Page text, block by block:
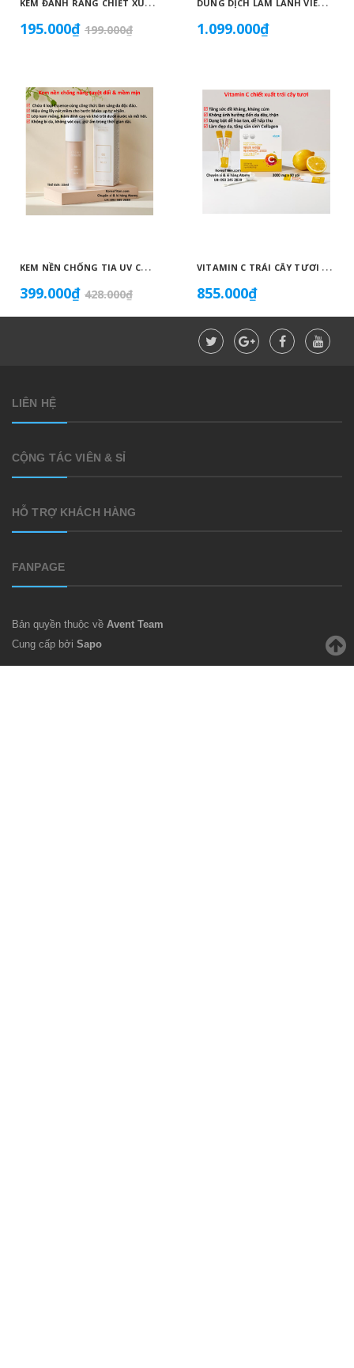
195.000₫ 199.000₫
K
EM NỀN CHỐNG TIA UV CỰC MẠNH SPF50+ PA++++, BÁM DÍNH CAO, KHÔNG VÓN CỤC, DƯỠNG ẨM VÀ DƯỠNG TRẮNG DA HOÀN HẢO NO.23 (MÀU BEIGE) - ATOMY BB ABSOLUTE 23 - 애터미 앱솔루트 BB - АТОМИ АБСОЛЮТ BB №23
399.000₫ 428.000₫
1.099.000₫
V
ITAMIN C TRÁI CÂY TƯƠI HÀM LƯỢNG CAO 2.000 MG CHỐNG OXY HOÁ BẢO VỆ TẾ BÀO, TĂNG HẤP THU SẮT, TĂNG SỨC ĐỀ KHÁNG, NGĂN NGỪA CẢM CÚM, GIÚP TỔNG HỢP COLLAGEN LÀM ĐẸP DA - ATOMY VITA MEGA COLOR VITAMIN C - 2.000MG - 애터미 비타메가컬러 비타민C - 2.000MG - АТОМИ ВИТА МЕГАКОЛОР ВИТАМИН С – 2000 МГ
855.000₫
LIÊN HỆ
CỘNG TÁC VIÊN & SỈ
HỖ TRỢ KHÁCH HÀNG
FANPAGE
Bản quyền thuộc về Avent Team
Cung cấp bởi Sapo